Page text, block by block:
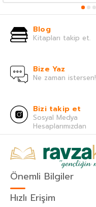
Blog
Kitapları takip et.
Bize Yaz
Ne zaman istersen!
Bizi takip et
Sosyal Medya
Hesaplarımızdan
Önemli Bilgiler
Hızlı Erişim